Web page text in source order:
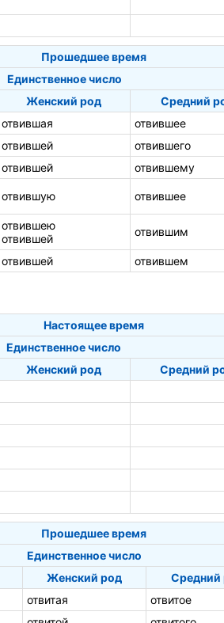
Прошедшее время
Единственное число
Женский род
Средний
отвившая отвившее
отвившей отвившего
отвившей отвившему
отвившую отвившее
отвившею
отвившей
отвившим
отвившей отвившем
Настоящее время
Единственное число
Женский род
Средний
Прошедшее время
Единственное число
Женский род
Средний
отвитая отвитое